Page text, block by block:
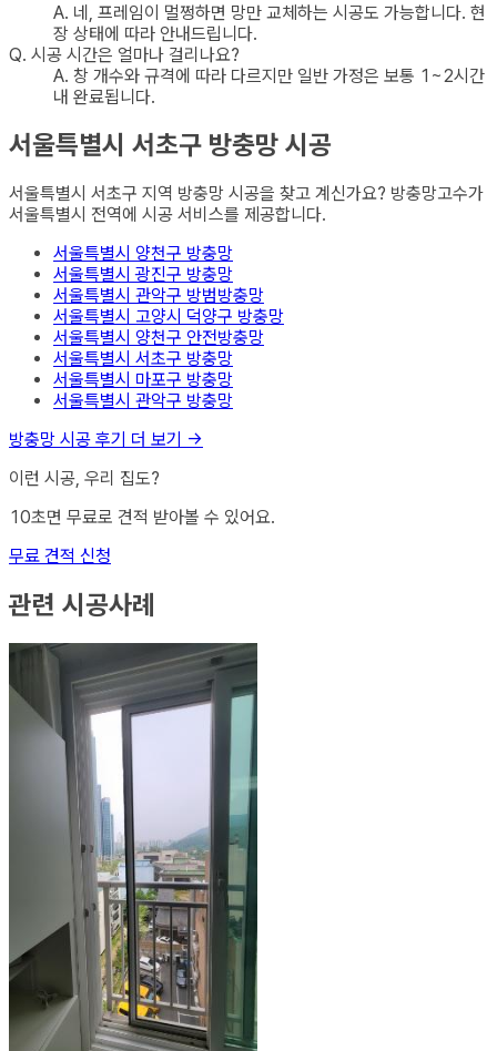
A. 네, 프레임이 멀쩡하면 망만 교체하는 시공도 가능합니다. 현
장 상태에 따라 안내드립니다.
Q. 시공 시간은 얼마나 걸리나요?
A. 창 개수와 규격에 따라 다르지만 일반 가정은 보통 1~2시간
내 완료됩니다.
서울특별시 서초구 방충망 시공
서울특별시 서초구 지역 방충망 시공을 찾고 계신가요? 방충망고수가
서울특별시 전역에 시공 서비스를 제공합니다.
서울특별시 양천구 방충망
서울특별시 광진구 방충망
서울특별시 관악구 방범방충망
서울특별시 고양시 덕양구 방충망
서울특별시 양천구 안전방충망
서울특별시 서초구 방충망
서울특별시 마포구 방충망
서울특별시 관악구 방충망
방충망 시공 후기 더 보기 →
이런 시공, 우리 집도?
10초면 무료로 견적 받아볼 수 있어요.
무료 견적 신청
관련 시공사례